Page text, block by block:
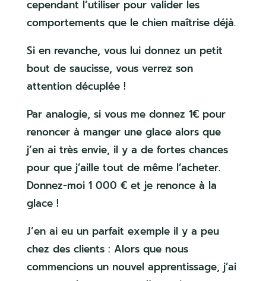
cependant l’utiliser pour valider les
comportements que le chien maîtrise déjà.
Si en revanche, vous lui donnez un petit
bout de saucisse, vous verrez son
attention décuplée !
Par analogie, si vous me donnez 1€ pour
renoncer à manger une glace alors que
j’en ai très envie, il y a de fortes chances
pour que j’aille tout de même l’acheter.
Donnez-moi 1 000 € et je renonce à la
glace !
J’en ai eu un parfait exemple il y a peu
chez des clients : Alors que nous
commencions un nouvel apprentissage, j’ai